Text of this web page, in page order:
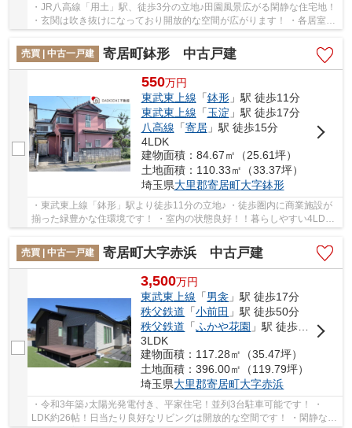
・JR八高線「用土」駅、徒歩3分の立地♪田園風景広がる閑静な住宅地！
・玄関は吹き抜けになっており開放的な空間が広がります！ ・各居室ゆ
とりある空間でご家族でも過ごしやすい間取...
売買 | 中古一戸建
寄居町鉢形 中古戸建
550万円
東武東上線 「鉢形」駅 徒歩11分
東武東上線 「玉淀 」駅 徒歩17分
八高線 「寄居」駅 徒歩15分
4LDK
建物面積：84.67㎡（25.61坪）
土地面積：110.33㎡（33.37坪）
埼玉県大里郡寄居町大字鉢形
・東武東上線「鉢形」駅より徒歩11分の立地♪ ・徒歩圏内に商業施設が
揃った緑豊かな住環境です！ ・室内の状態良好！！暮らしやすい4LDK
売買 | 中古一戸建
寄居町大字赤浜 中古戸建
3,500万円
東武東上線 「男衾 」駅 徒歩17分
秩父鉄道 「小前田 」駅 徒歩50分
秩父鉄道 「ふかや花園 」駅 徒歩45分
3LDK
建物面積：117.28㎡（35.47坪）
土地面積：396.00㎡（119.79坪）
埼玉県大里郡寄居町大字赤浜
・令和3年築♪太陽光発電付き、平家住宅！並列3台駐車可能です！ ・
LDK約26帖！日当たり良好なリビングは開放的な空間です！ ・閑静な住